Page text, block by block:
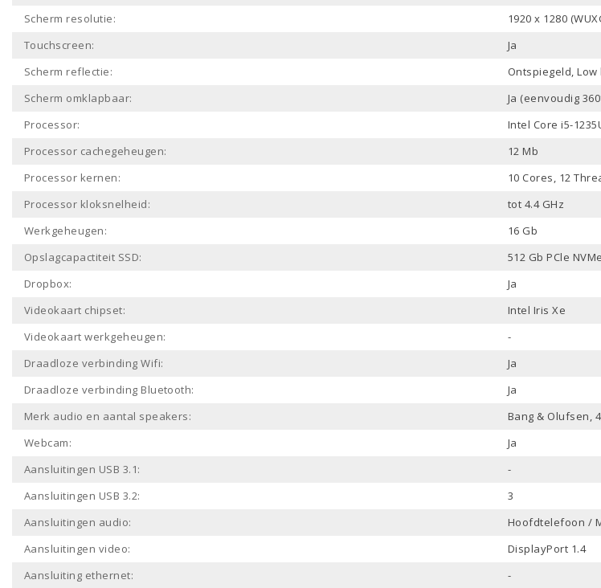
Scherm resolutie:
1920 x 1280
Touchscreen:
Ja
Scherm reflectie:
Ontspiegeld,
Scherm omklapbaar:
Ja (eenvoudig
Processor:
Intel Core i5-
Processor cachegeheugen:
12 Mb
Processor kernen:
10 Cores, 12
Processor kloksnelheid:
tot 4.4 GHz
Werkgeheugen:
16 Gb
Opslagcapactiteit SSD:
512 Gb PCle NVMe
Dropbox:
Ja
Videokaart chipset:
Intel Iris Xe
Videokaart werkgeheugen:
-
Draadloze verbinding Wifi:
Ja
Draadloze verbinding Bluetooth:
Ja
Merk audio en aantal speakers:
Bang & Olufsen,
Webcam:
Ja
Aansluitingen USB 3.1:
-
Aansluitingen USB 3.2:
3
Aansluitingen audio:
Hoofdtelefoon /
Aansluitingen video:
DisplayPort 1.4
Aansluiting ethernet:
-